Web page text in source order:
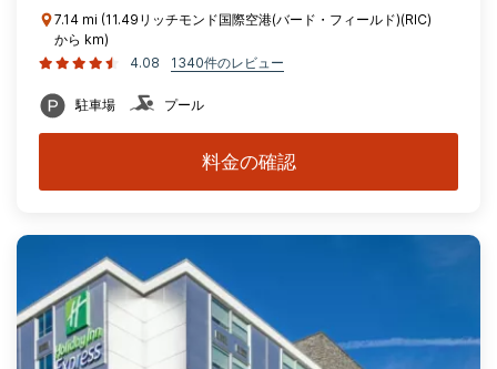
7.14 mi (11.49リッチモンド国際空港(バード・フィールド)(RIC)
から km)
4.08
1340件のレビュー
駐車場 プール
料金の確認